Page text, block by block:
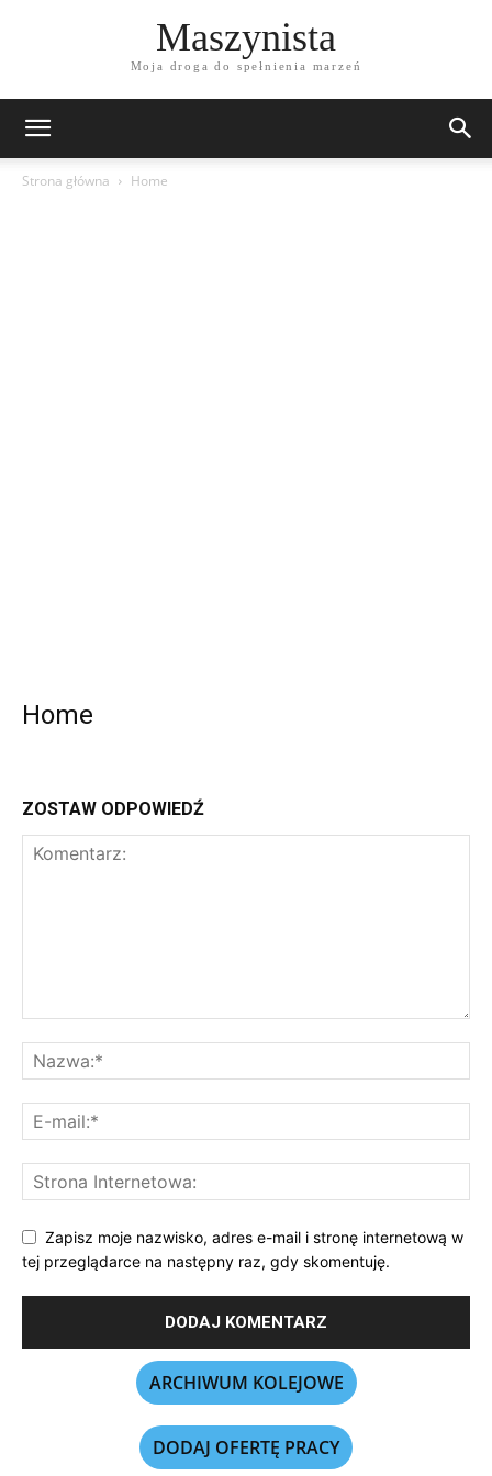
Maszynista
Moja droga do spełnienia marzeń
Strona główna Home
Home
ZOSTAW ODPOWIEDŹ
Zapisz moje nazwisko, adres e-mail i stronę internetową w
tej przeglądarce na następny raz, gdy skomentuję.
ARCHIWUM KOLEJOWE
DODAJ OFERTĘ PRACY